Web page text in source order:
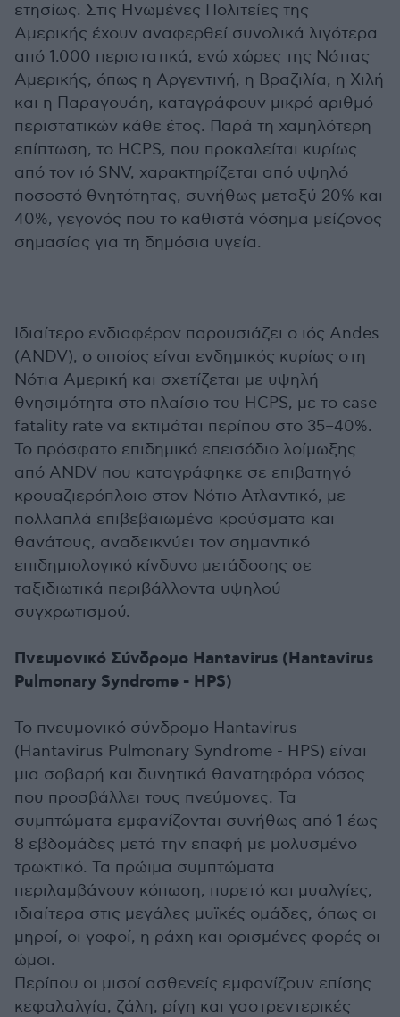
ετησίως. Στις Ηνωμένες Πολιτείες της
Αμερικής έχουν αναφερθεί συνολικά λιγότερα
από 1.000 περιστατικά, ενώ χώρες της Νότιας
Αμερικής, όπως η Αργεντινή, η Βραζιλία, η Χιλή
και η Παραγουάη, καταγράφουν μικρό αριθμό
περιστατικών κάθε έτος. Παρά τη χαμηλότερη
επίπτωση, το HCPS, που προκαλείται κυρίως
από τον ιό SNV, χαρακτηρίζεται από υψηλό
ποσοστό θνητότητας, συνήθως μεταξύ 20% και
40%, γεγονός που το καθιστά νόσημα μείζονος
σημασίας για τη δημόσια υγεία.
Ιδιαίτερο ενδιαφέρον παρουσιάζει ο ιός Andes
(ANDV), ο οποίος είναι ενδημικός κυρίως στη
Νότια Αμερική και σχετίζεται με υψηλή
θνησιμότητα στο πλαίσιο του HCPS, με το case
fatality rate να εκτιμάται περίπου στο 35–40%.
Το πρόσφατο επιδημικό επεισόδιο λοίμωξης
από ANDV που καταγράφηκε σε επιβατηγό
κρουαζιερόπλοιο στον Νότιο Ατλαντικό, με
πολλαπλά επιβεβαιωμένα κρούσματα και
θανάτους, αναδεικνύει τον σημαντικό
επιδημιολογικό κίνδυνο μετάδοσης σε
ταξιδιωτικά περιβάλλοντα υψηλού
συγχρωτισμού.
Πνευμονικό Σύνδρομο Hantavirus (Hantavirus
Pulmonary Syndrome - HPS)
Το πνευμονικό σύνδρομο Hantavirus
(Hantavirus Pulmonary Syndrome - HPS) είναι
μια σοβαρή και δυνητικά θανατηφόρα νόσος
που προσβάλλει τους πνεύμονες. Τα
συμπτώματα εμφανίζονται συνήθως από 1 έως
8 εβδομάδες μετά την επαφή με μολυσμένο
τρωκτικό. Τα πρώιμα συμπτώματα
περιλαμβάνουν κόπωση, πυρετό και μυαλγίες,
ιδιαίτερα στις μεγάλες μυϊκές ομάδες, όπως οι
μηροί, οι γοφοί, η ράχη και ορισμένες φορές οι
ώμοι.
Περίπου οι μισοί ασθενείς εμφανίζουν επίσης
κεφαλαλγία, ζάλη, ρίγη και γαστρεντερικές